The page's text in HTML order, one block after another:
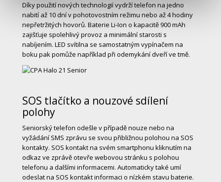
Díky použití nových technologií vydrží telefon na jedno
nabití až 10 dní v pohotovostním režimu nebo až 4 hodiny
nepřetržitých hovorů. Baterie Li-Ion o kapacitě 900 mAh
zajišťuje spolehlivý provoz a minimální starosti s
nabíjením. LED svítilna se samostatným vypínačem na
boku pak pomůže například při odemykání dveří ve tmě.
SOS tlačítko a nouzové sdílení
polohy
Seniorský telefon odešle v případě nouze nebo na
vyžádání SMS zprávu se svou přibližnou polohou na SOS
kontakty. SOS kontakt na svém smartphonu kliknutím na
odkaz ve zprávě otevře webovou stránku s polohou
telefonu a dalšími informacemi. Automaticky také umí
odeslat na SOS kontakt informaci o nízkém stavu baterie.